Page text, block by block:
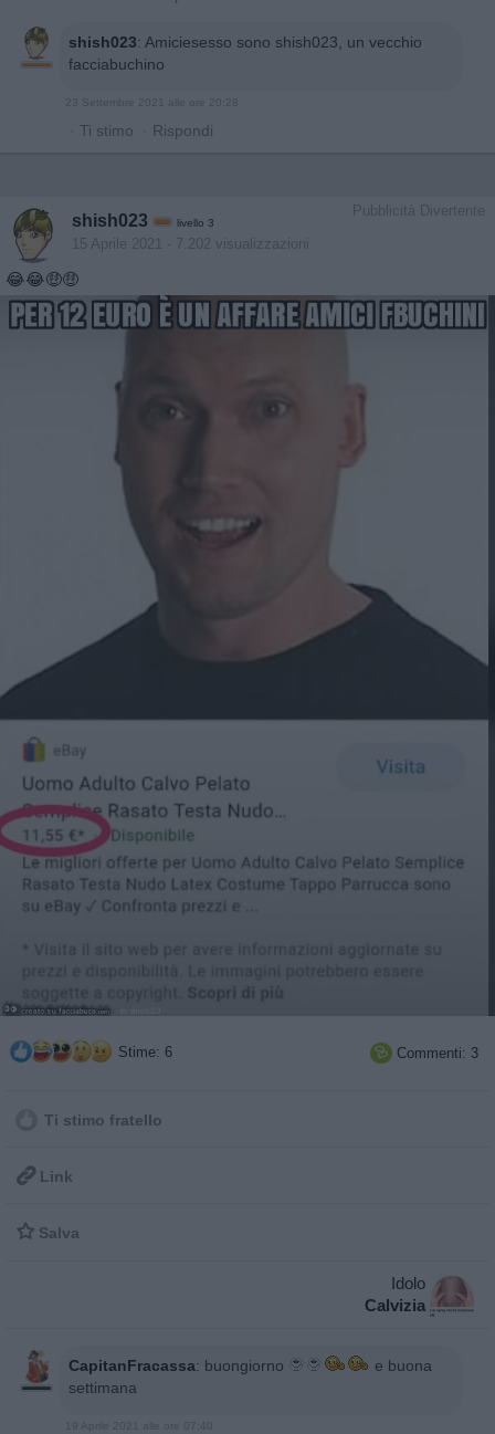
shish023: Amiciesesso sono shish023, un vecchio
facciabuchino
· Ti stimo · Rispondi
Pubblicità Divertente
shish023 livello 3
15 Aprile 2021 - 7.202 visualizzazioni
😂😂🤑🤑
Stime: 6  Commenti: 3
Ti stimo fratello
 Link
 Salva
Idolo
Calvizia
CapitanFracassa: buongiorno
e buona
settimana
19 Aprile 2021 alle ore 07:40